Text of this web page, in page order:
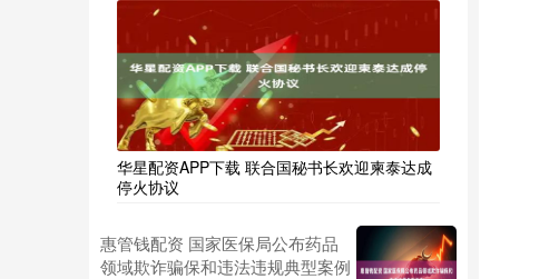
华星配资APP下载 联合国秘书长欢迎柬泰达成
停火协议
惠管钱配资 国家医保局公布药品
领域欺诈骗保和违法违规典型案例